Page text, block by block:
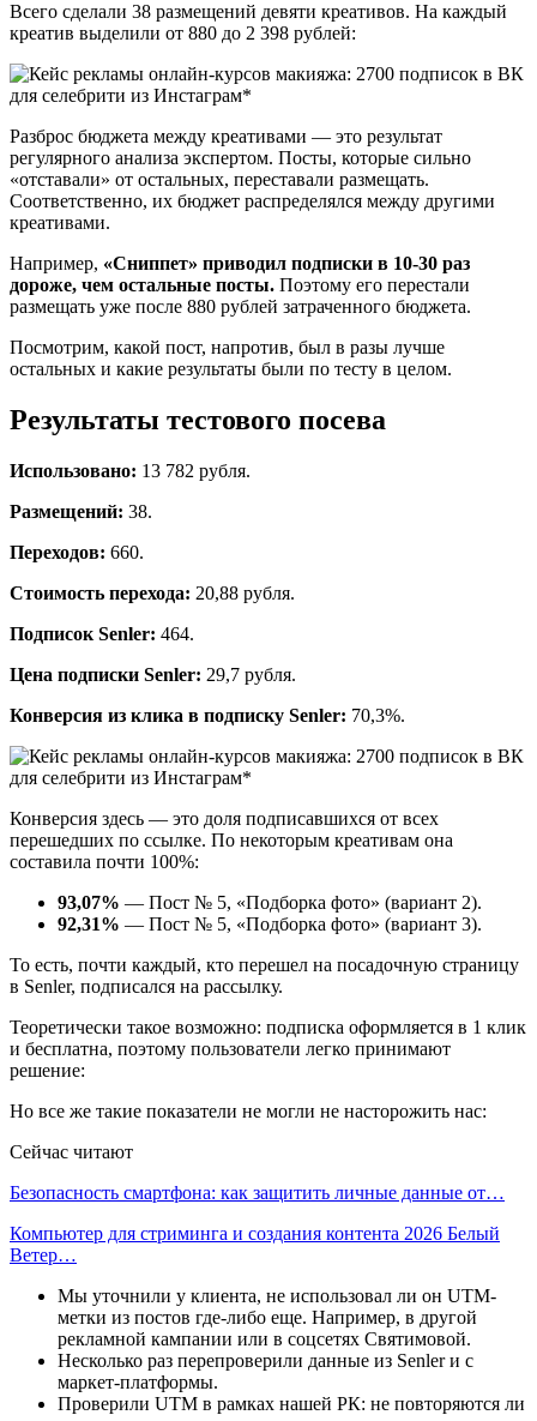
Всего сделали 38 размещений девяти креативов. На каждый
креатив выделили от 880 до 2 398 рублей:
Разброс бюджета между креативами — это результат
регулярного анализа экспертом. Посты, которые сильно
«отставали» от остальных, переставали размещать.
Соответственно, их бюджет распределялся между другими
креативами.
Например, «Сниппет» приводил подписки в 10-30 раз
дороже, чем остальные посты. Поэтому его перестали
размещать уже после 880 рублей затраченного бюджета.
Посмотрим, какой пост, напротив, был в разы лучше
остальных и какие результаты были по тесту в целом.
Результаты тестового посева
Использовано: 13 782 рубля.
Размещений: 38.
Переходов: 660.
Стоимость перехода: 20,88 рубля.
Подписок Senler: 464.
Цена подписки Senler: 29,7 рубля.
Конверсия из клика в подписку Senler: 70,3%.
Конверсия здесь — это доля подписавшихся от всех
перешедших по ссылке. По некоторым креативам она
составила почти 100%:
93,07% — Пост № 5, «Подборка фото» (вариант 2).
92,31% — Пост № 5, «Подборка фото» (вариант 3).
То есть, почти каждый, кто перешел на посадочную страницу
в Senler, подписался на рассылку.
Теоретически такое возможно: подписка оформляется в 1 клик
и бесплатна, поэтому пользователи легко принимают
решение:
Но все же такие показатели не могли не насторожить нас:
Сейчас читают
Безопасность смартфона: как защитить личные данные от…
Компьютер для стриминга и создания контента 2026 Белый
Ветер…
Мы уточнили у клиента, не использовал ли он UTM-
метки из постов где-либо еще. Например, в другой
рекламной кампании или в соцсетях Святимовой.
Несколько раз перепроверили данные из Senler и с
маркет-платформы.
Проверили UTM в рамках нашей РК: не повторяются ли